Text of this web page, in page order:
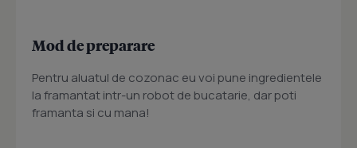
Mod de preparare
Pentru aluatul de cozonac eu voi pune ingredientele
la framantat intr-un robot de bucatarie, dar poti
framanta si cu mana!